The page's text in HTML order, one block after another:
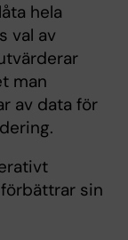
hela
val av
man
av data för
sin